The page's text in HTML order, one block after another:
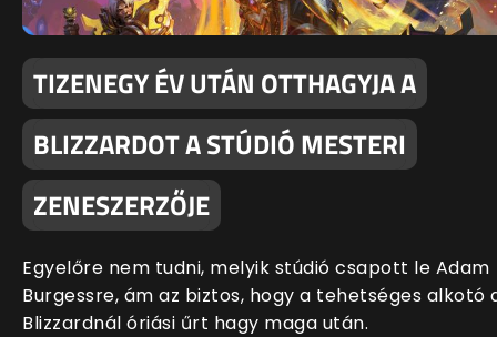
TIZENEGY ÉV UTÁN OTTHAGYJA A
BLIZZARDOT A STÚDIÓ MESTERI
ZENESZERZŐJE
Egyelőre nem tudni, melyik stúdió csapott le Adam
Burgessre, ám az biztos, hogy a tehetséges alkotó
Blizzardnál óriási űrt hagy maga után.